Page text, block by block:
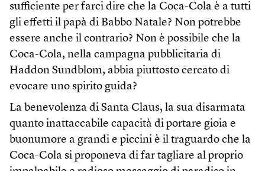
sufficiente per farci dire che la Coca-Cola è a tutti
gli effetti il papà di Babbo Natale? Non potrebbe
essere anche il contrario? Non è possibile che la
Coca-Cola, nella campagna pubblicitaria di
Haddon Sundblom, abbia piuttosto cercato di
evocare uno spirito guida?
La benevolenza di Santa Claus, la sua disarmata
quanto inattaccabile capacità di portare gioia e
buonumore a grandi e piccini è il traguardo che la
Coca-Cola si proponeva di far tagliare al proprio